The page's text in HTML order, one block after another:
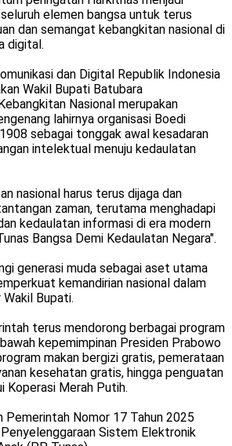
elemen bangsa untuk terus
dan semangat kebangkitan nasional di
digital.
dan Digital Republik Indonesia
Wakil Bupati Batubara
Nasional merupakan
lahirnya organisasi Boedi
sebagai tonggak awal kesadaran
intelektual menuju kedaulatan
nasional harus terus dijaga dan
zaman, terutama menghadapi
kedaulatan informasi di era modern
Bangsa Demi Kedaulatan Negara".
generasi muda sebagai aset utama
kemandirian nasional dalam
Wakil Bupati.
terus mendorong berbagai program
kepemimpinan Presiden Prabowo
makan bergizi gratis, pemerataan
kesehatan gratis, hingga penguatan
Koperasi Merah Putih.
Pemerintah Nomor 17 Tahun 2025
Sistem Elektronik